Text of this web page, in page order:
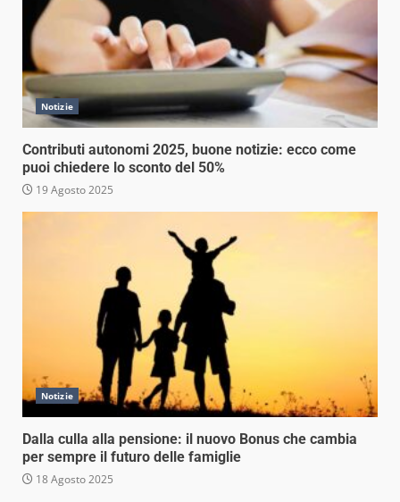
Notizie
Contributi autonomi 2025, buone notizie: ecco come
puoi chiedere lo sconto del 50%
19 Agosto 2025
Notizie
Dalla culla alla pensione: il nuovo Bonus che cambia
per sempre il futuro delle famiglie
18 Agosto 2025